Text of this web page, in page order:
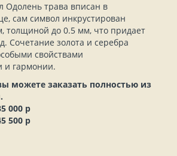
Одолень трава вписан в
сам символ инкрустирован
толщиной до 0.5 мм, что придает
Сочетание золота и серебра
свойствами
и гармонии.
можете заказать полностью из
000 р
500 р